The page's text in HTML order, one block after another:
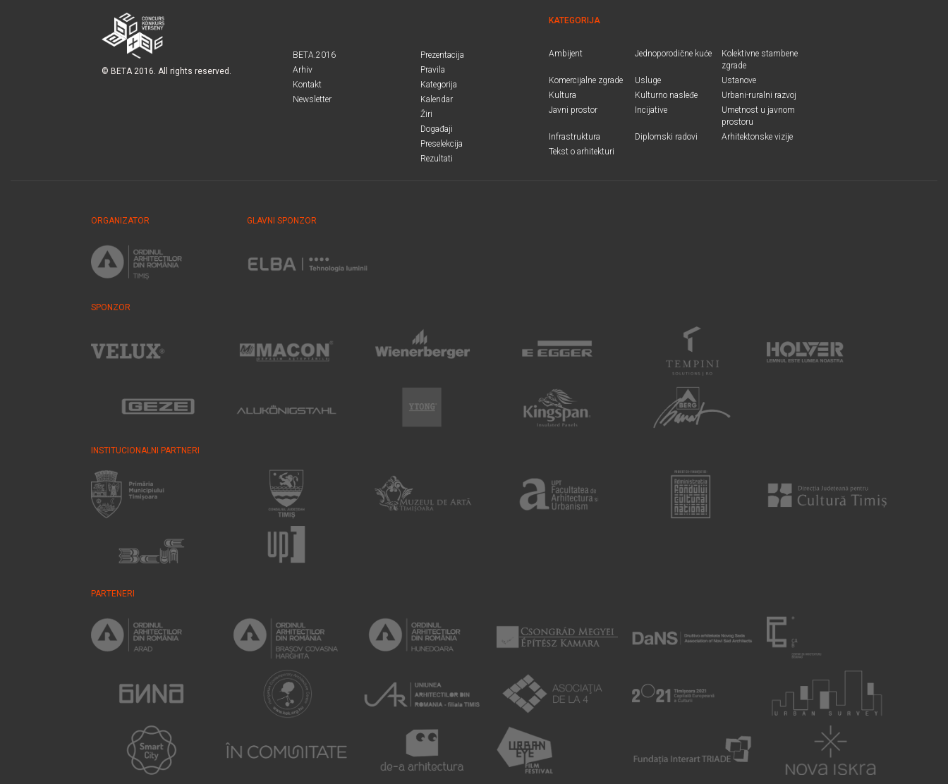
© BETA 2016. All rights reserved.
BETA.2016
Arhiv
Kontakt
Newsletter
Prezentacija
Pravila
Kategorija
Kalendar
Žiri
Događaji
Preselekcija
Rezultati
KATEGORIJA
Ambijent Jednoporodične kuće
Kolektivne stambene
zgrade
Komercijalne zgrade
Usluge
Ustanove
Kultura
Kulturno nasleđe
Urbani-ruralni razvoj
Javni prostor
Incijative
Umetnost u javnom
prostoru
Infrastruktura
Diplomski radovi
Arhitektonske vizije
Tekst o arhitekturi
ORGANIZATOR GLAVNI SPONZOR
SPONZOR
INSTITUCIONALNI PARTNERI
PARTENERI